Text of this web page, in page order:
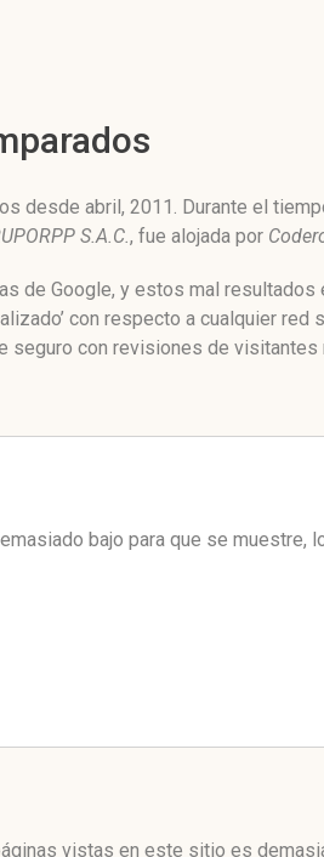
desde abril, 2011. Durante el
S.A.C., fue alojada por
de Google, y estos mal
con respecto a cualquier
seguro con revisiones de visitantes
bajo para que se muestre,
vistas en este sitio es